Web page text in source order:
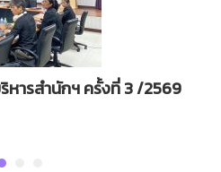
หารสำนักฯ ครั้งที่ 3 /2569